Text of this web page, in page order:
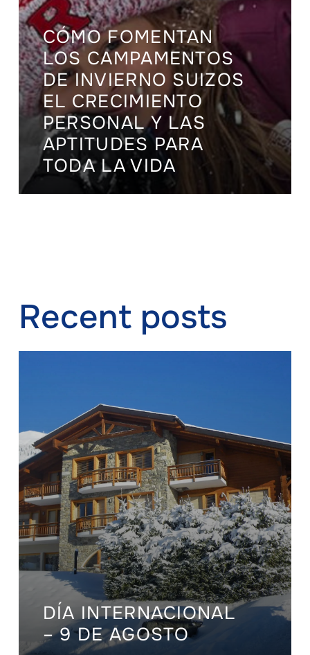
CÓMO FOMENTAN
LOS CAMPAMENTOS
DE INVIERNO SUIZOS
EL CRECIMIENTO
PERSONAL Y LAS
APTITUDES PARA
TODA LA VIDA
Recent posts
DÍA INTERNACIONAL
– 9 DE AGOSTO